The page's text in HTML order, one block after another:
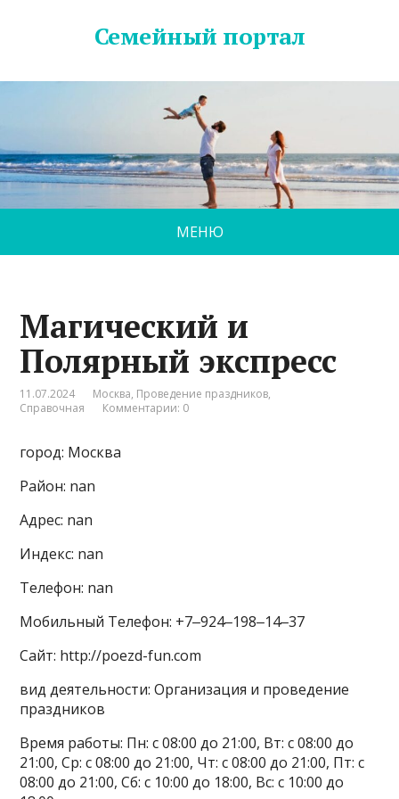
Семейный портал
МЕНЮ
Магический и
Полярный экспресс
11.07.2024 Москва, Проведение праздников,
Справочная
Комментарии: 0
город: Москва
Район: nan
Адрес: nan
Индекс: nan
Телефон: nan
Мобильный Телефон: +7‒924‒198‒14‒37
Сайт: http://poezd-fun.com
вид деятельности: Организация и проведение
праздников
Время работы: Пн: с 08:00 до 21:00, Вт: с 08:00 до
21:00, Ср: с 08:00 до 21:00, Чт: с 08:00 до 21:00, Пт: с
08:00 до 21:00, Сб: с 10:00 до 18:00, Вс: с 10:00 до